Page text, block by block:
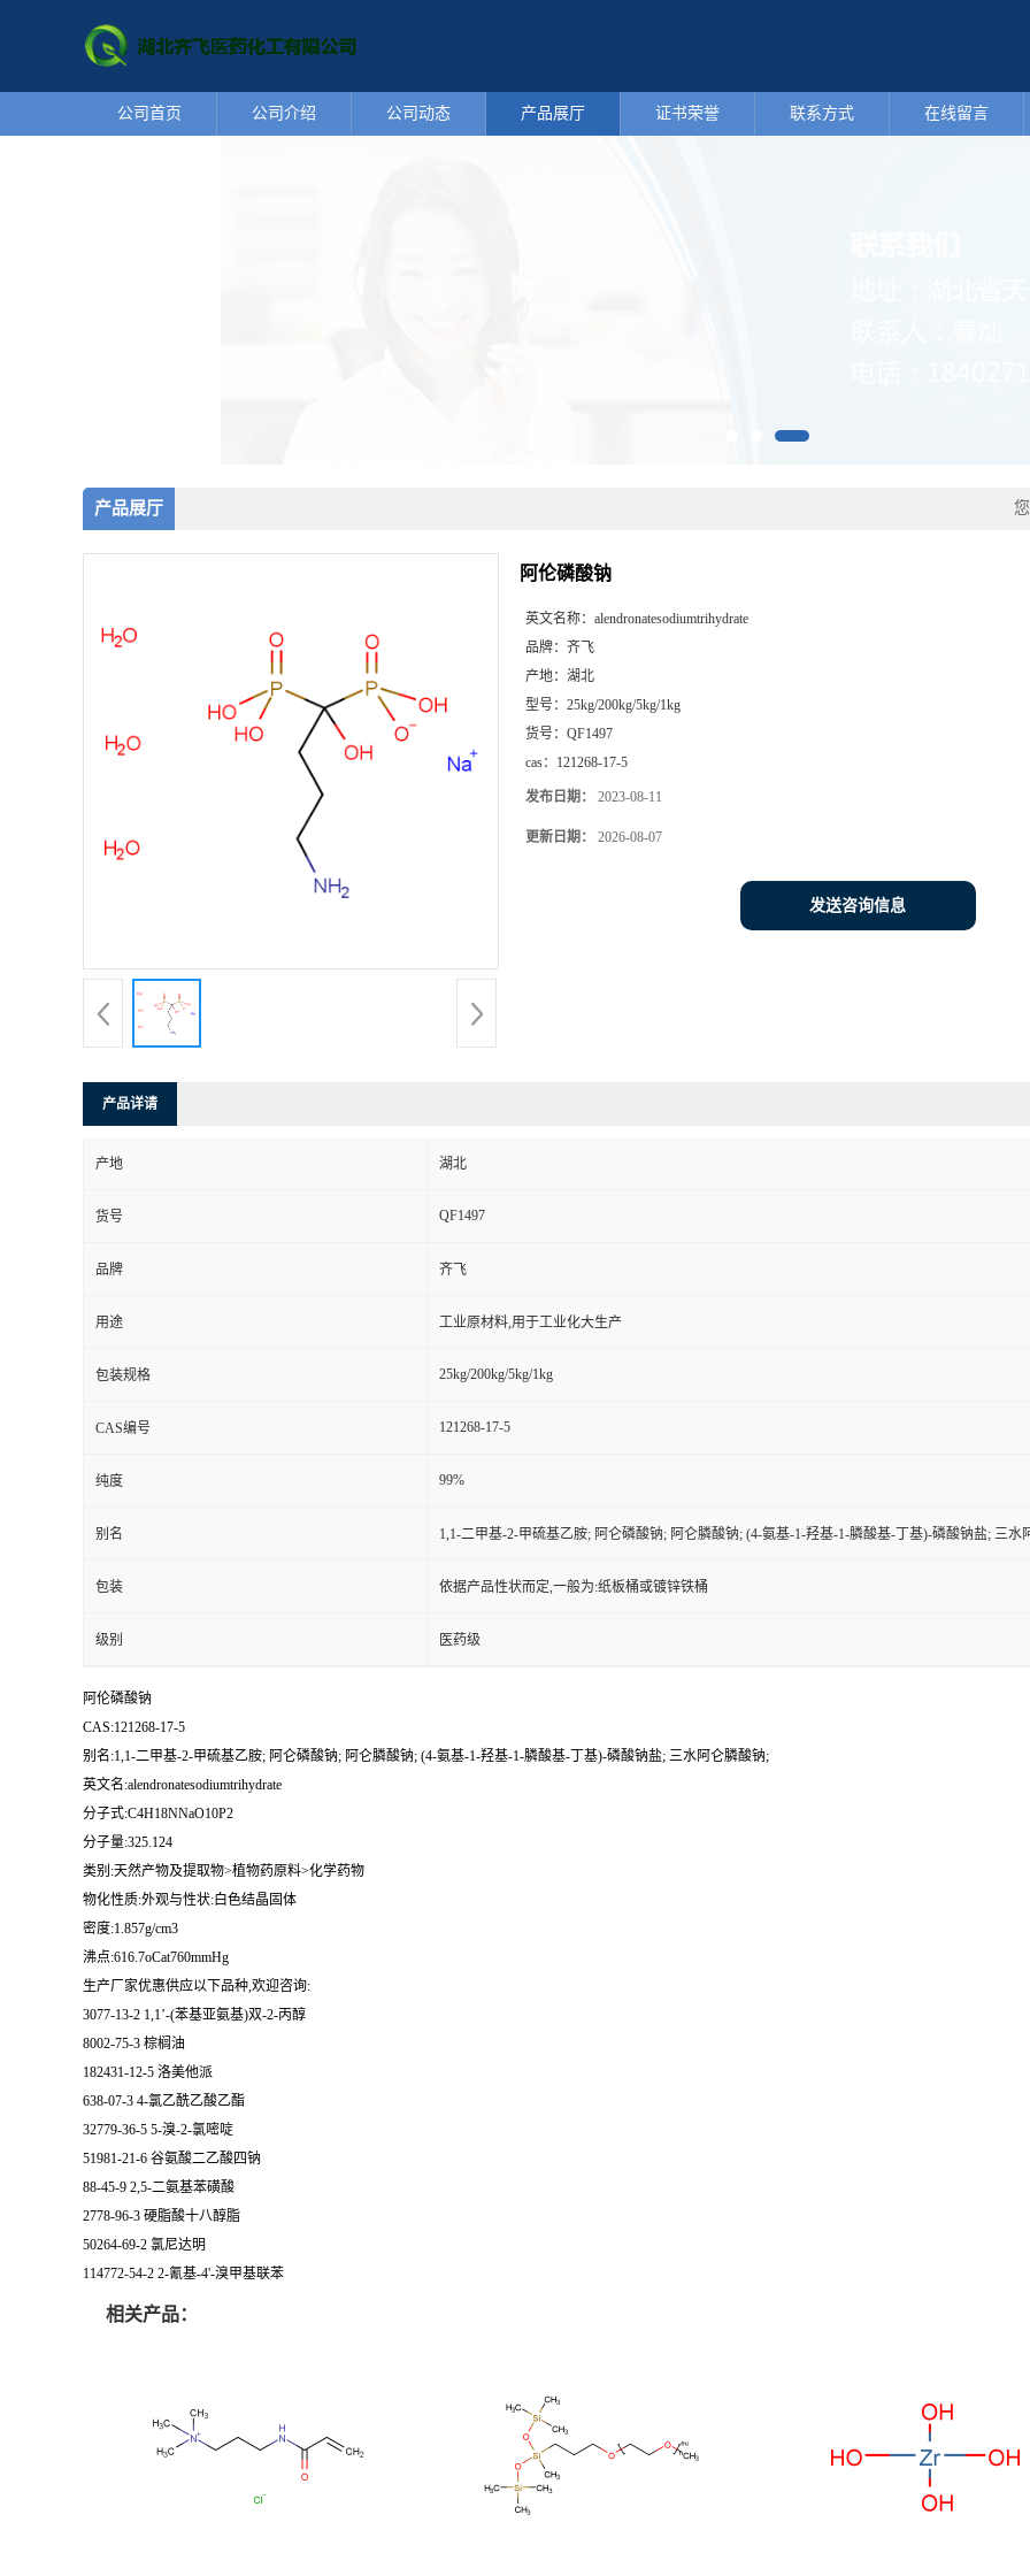
公司首页 公司介绍 公司动态 产品展厅 证书荣誉 联系方式 在线留言
产品展厅
阿伦磷酸钠
英文名称： alendronatesodiumtrihydrate
品牌： 齐飞
产地： 湖北
型号： 25kg/200kg/5kg/1kg
货号： QF1497
cas： 121268-17-5
发布日期： 2023-08-11
更新日期： 2026-08-07
发送咨询信息
产品详请
产地 湖北
货号 QF1497
品牌 齐飞
用途 工业原材料,用于工业化大生产
包装规格 25kg/200kg/5kg/1kg
CAS编号 121268-17-5
纯度 99%
别名 1,1-二甲基-2-甲硫基乙胺; 阿仑磷酸钠; 阿仑膦酸钠; (4-氨基-1-羟基-1-膦酸基-丁基)-磷酸钠盐; 三水
包装 依据产品性状而定,一般为:纸板桶或镀锌铁桶
级别 医药级
阿伦磷酸钠
CAS:121268-17-5
别名:1,1-二甲基-2-甲硫基乙胺; 阿仑磷酸钠; 阿仑膦酸钠; (4-氨基-1-羟基-1-膦酸基-丁基)-磷酸钠盐; 三水阿仑膦酸钠;
英文名:alendronatesodiumtrihydrate
分子式:C4H18NNaO10P2
分子量:325.124
类别:天然产物及提取物>植物药原料>化学药物
物化性质:外观与性状:白色结晶固体
密度:1.857g/cm3
沸点:616.7oCat760mmHg
生产厂家优惠供应以下品种,欢迎咨询:
3077-13-2 1,1’-(苯基亚氨基)双-2-丙醇
8002-75-3 棕榈油
182431-12-5 洛美他派
638-07-3 4-氯乙酰乙酸乙酯
32779-36-5 5-溴-2-氯嘧啶
51981-21-6 谷氨酸二乙酸四钠
88-45-9 2,5-二氨基苯磺酸
2778-96-3 硬脂酸十八醇脂
50264-69-2 氯尼达明
114772-54-2 2-氰基-4'-溴甲基联苯
相关产品：